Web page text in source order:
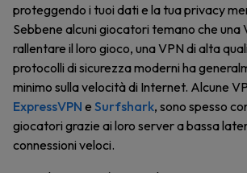
proteggendo i tuoi dati e la tua privacy
Sebbene alcuni giocatori temano che una
rallentare il loro gioco, una VPN di alta
protocolli di sicurezza moderni ha
minimo sulla velocità di Internet. Alcune
ExpressVPN e Surfshark, sono spesso
giocatori grazie ai loro server a bassa
connessioni veloci.